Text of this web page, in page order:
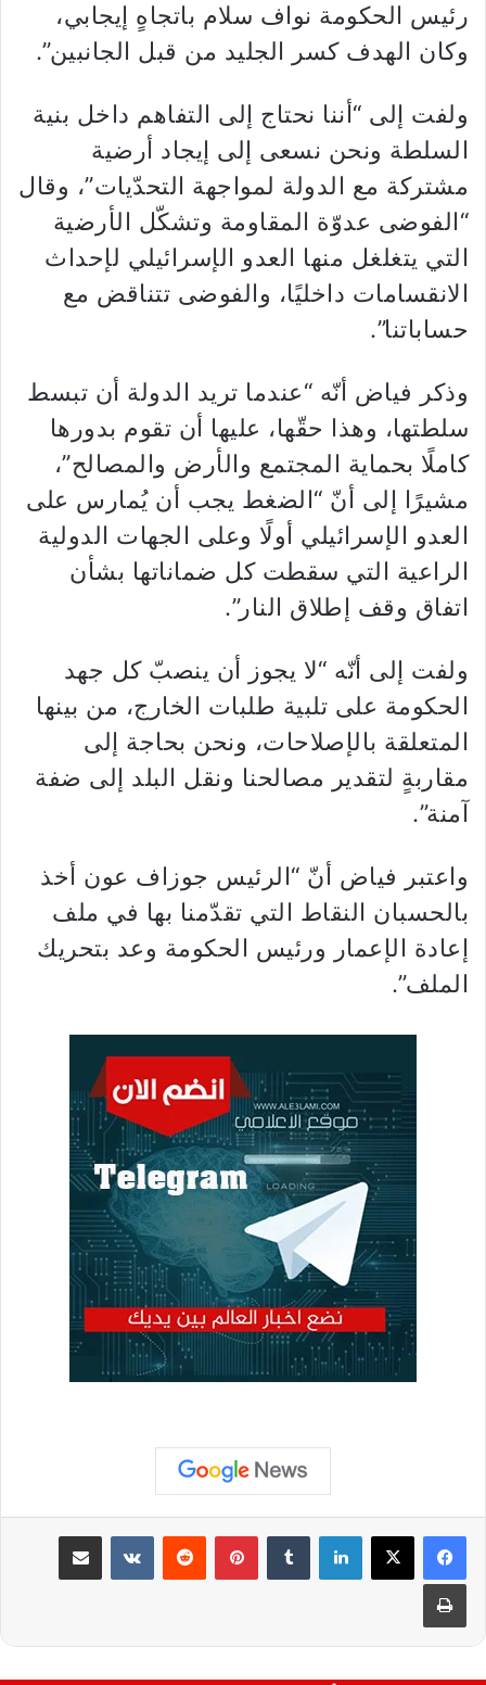
رئيس الحكومة ​نواف سلام​ باتجاهٍ إيجابي،
وكان الهدف كسر الجليد من قبل الجانبين”.
ولفت إلى “أننا نحتاج إلى التفاهم داخل بنية
السلطة ونحن نسعى إلى إيجاد أرضية
مشتركة مع الدولة لمواجهة التحدّيات”، وقال
“الفوضى عدوّة المقاومة وتشكّل الأرضية
التي يتغلغل منها العدو الإسرائيلي لإحداث
الانقسامات داخليًا، والفوضى تتناقض مع
حساباتنا”.
وذكر فياض أنّه “عندما تريد الدولة أن تبسط
سلطتها، وهذا حقّها، عليها أن تقوم بدورها
كاملًا بحماية المجتمع والأرض والمصالح”،
مشيرًا إلى أنّ “الضغط يجب أن يُمارس على
العدو الإسرائيلي أولًا وعلى الجهات الدولية
الراعية التي سقطت كل ضماناتها بشأن
اتفاق وقف إطلاق النار”.
ولفت إلى أنّه “لا يجوز أن ينصبّ كل جهد
الحكومة على تلبية طلبات الخارج، من بينها
المتعلقة بالإصلاحات، ونحن بحاجة إلى
مقاربةٍ لتقدير مصالحنا ونقل البلد إلى ضفة
آمنة”.
واعتبر فياض أنّ “الرئيس ​جوزاف عون​ أخذ
بالحسبان النقاط التي تقدّمنا بها في ملف
إعادة الإعمار ورئيس الحكومة وعد بتحريك
الملف”.
لينكدإن بينتيريست مشاركة عبر البريد
طباعة